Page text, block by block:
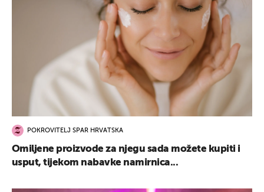
POKROVITELJ SPAR HRVATSKA
Omiljene proizvode za njegu sada možete kupiti i
usput, tijekom nabavke namirnica...